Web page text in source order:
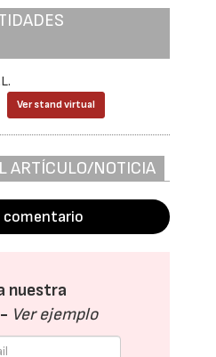
Ver stand virtual
ARTÍCULO/NOTICIA
comentario
nuestra
Ver ejemplo